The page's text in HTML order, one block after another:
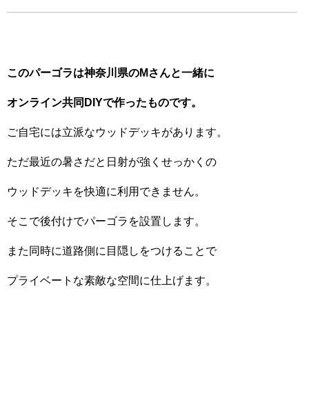
このパーゴラは神奈川県のMさんと一緒に
オンライン共同DIYで作ったものです。
ご自宅には立派なウッドデッキがあります。
ただ最近の暑さだと日射が強くせっかくの
ウッドデッキを快適に利用できません。
そこで後付けでパーゴラを設置します。
また同時に道路側に目隠しをつけることで
プライベートな素敵な空間に仕上げます。